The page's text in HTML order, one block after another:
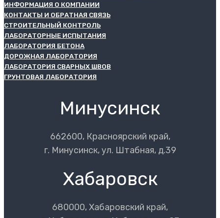
ИНФОРМАЦИЯ О КОМПАНИИ
КОНТАКТЫ И ОБРАТНАЯ СВЯЗЬ
СТРОИТЕЛЬНЫЙ КОНТРОЛЬ
ЛАБОРАТОРНЫЕ ИСПЫТАНИЯ
ЛАБОРАТОРИЯ БЕТОНА
ДОРОЖНАЯ ЛАБОРАТОРИЯ
ЛАБОРАТОРИЯ СВАРНЫХ ШВОВ
ГРУНТОВАЯ ЛАБОРАТОРИЯ
Минусинск
662600, Красноярский край,
г. Минусинск, ул. Штабная, д.39
Хабаровск
680000, Хабаровский край,